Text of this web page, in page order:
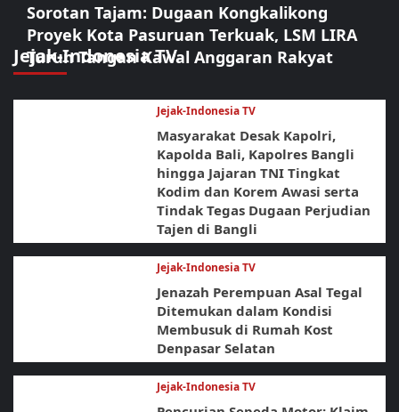
Jejak-Indonesia TV
Sorotan Tajam: Dugaan Kongkalikong
Proyek Kota Pasuruan Terkuak, LSM LIRA
Turun Tangan Kawal Anggaran Rakyat
Jejak-Indonesia TV
Masyarakat Desak Kapolri,
Kapolda Bali, Kapolres Bangli
hingga Jajaran TNI Tingkat
Kodim dan Korem Awasi serta
Tindak Tegas Dugaan Perjudian
Tajen di Bangli
Jejak-Indonesia TV
Jenazah Perempuan Asal Tegal
Ditemukan dalam Kondisi
Membusuk di Rumah Kost
Denpasar Selatan
Jejak-Indonesia TV